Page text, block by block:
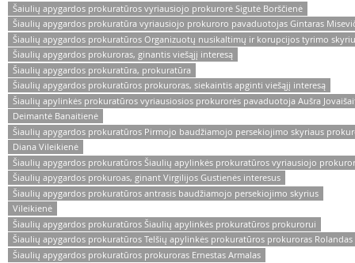
Šaiulių apygardos prokuratūros vyriausiojo prokurorė Sigutė Borščienė
Šiaulių apygardos prokuratūra vyriausiojo prokuroro pavaduotojas Gintaras
Šiaulių apygardos prokuratūros Organizuotų nusikaltimų ir korupcijos tyrimo
Šiaulių apygardos prokuroras, ginantis viešąjį interesą
Šiaulių apygardos prokuratūra, prokuratūra
Šiaulių apygardos prokuratūros prokuroras, siekaintis apginti viešąjį interesą
Šiaulių apylinkės prokuratūros vyriausiosios prokurorės pavaduotoja Aušra
Deimantė Banaitienė
Šiaulių apygardos prokuratūros Pirmojo baudžiamojo persekiojimo skyriaus
Diana Vileikienė
Šiaulių apygardos prokuratūros Šiaulių apylinkės prokuratūros vyriausiojo
Šiaulių apygardos prokuroas, ginant Virgilijos Gustienės interesus
Šiaulių apygardos prokuratūros antrasis baudžiamojo persekiojimo skyrius
Vileikienė
Šiaulių apygardos prokuratūros Šiaulių apylinkės prokuratūros prokurorui
Šiaulių apygardos prokuratūros Telšių apylinkės prokuratūros prokuroras Rolandas
Šiaulių apygardos prokuratūros prokuroras Ernestas Armalas